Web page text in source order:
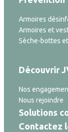
Armoires
Armoires et
Sèche-bottes
Découvrir
Nos
Nous rejoindre
Solutions
Contactez